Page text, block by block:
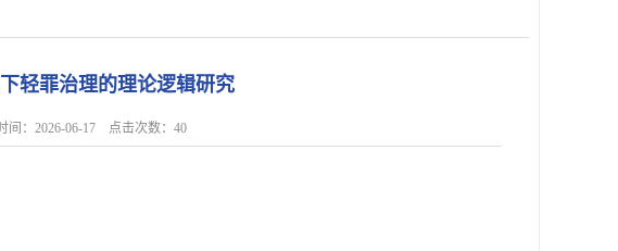
轻罪治理的理论逻辑研究
间：2026-06-17 点击次数： 40